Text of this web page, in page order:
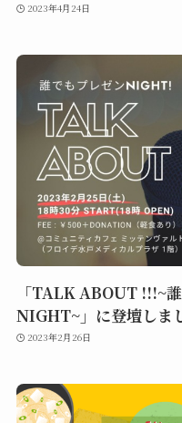
2023年4月24日
「TALK ABOUT !!!~
NIGHT~」に登壇しま
2023年2月26日